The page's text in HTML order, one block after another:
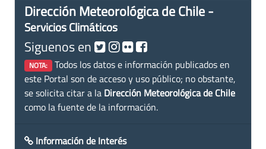
Dirección Meteorológica de Chile -
Servicios Climáticos
Siguenos en
NOTA: Todos los datos e información publicados en
este Portal son de acceso y uso público; no obstante,
se solicita citar a la Dirección Meteorológica de Chile
como la fuente de la información.
Información de Interés